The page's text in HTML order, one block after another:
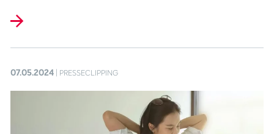
07.05.2024 | PRESSECLIPPING